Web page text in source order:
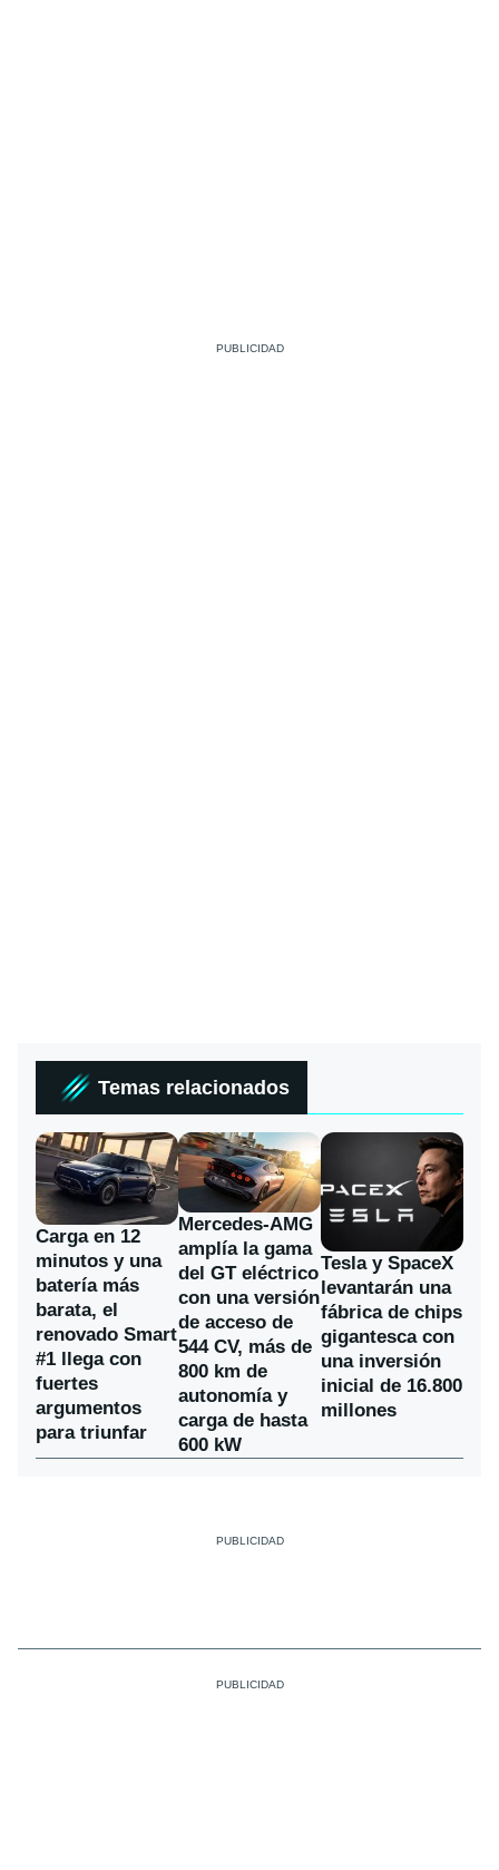
Temas relacionados
Carga en 12
minutos y una
batería más
barata, el
renovado Smart
#1 llega con
fuertes
argumentos
para triunfar
Mercedes-AMG
amplía la gama
del GT eléctrico
con una versión
de acceso de
544 CV, más de
800 km de
autonomía y
carga de hasta
600 kW
Tesla y SpaceX
levantarán una
fábrica de chips
gigantesca con
una inversión
inicial de 16.800
millones